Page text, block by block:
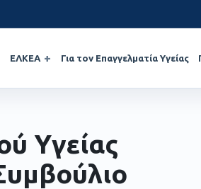
ΕΛΚΕΑ Για τον Επαγγελματία Υγείας
Υγείας